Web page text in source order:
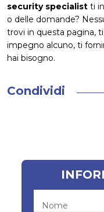
security specialist ti
o delle domande?
trovi in questa pagina,
impegno alcuno, ti
hai bisogno.
Condividi
Nome